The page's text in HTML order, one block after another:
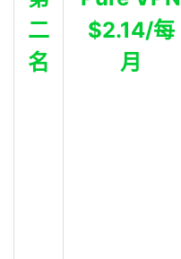
二
名
$2.14/每
月